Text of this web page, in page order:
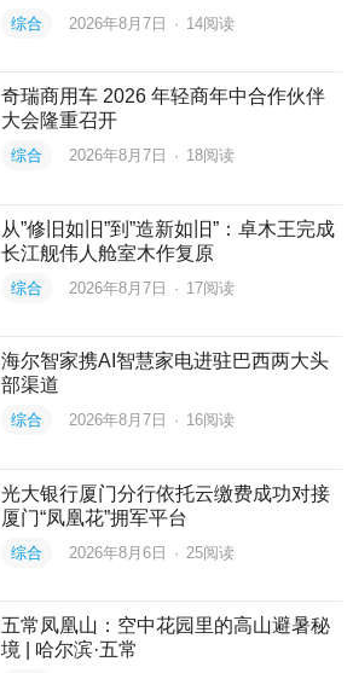
综合 2026年8月7日 · 14阅读
奇瑞商用车 2026 年轻商年中合作伙伴
大会隆重召开
综合 2026年8月7日 · 18阅读
从”修旧如旧”到”造新如旧”：卓木王完成
长江舰伟人舱室木作复原
综合 2026年8月7日 · 17阅读
海尔智家携AI智慧家电进驻巴西两大头
部渠道
综合 2026年8月7日 · 16阅读
光大银行厦门分行依托云缴费成功对接
厦门“凤凰花”拥军平台
综合 2026年8月6日 · 25阅读
五常凤凰山：空中花园里的高山避暑秘
境 | 哈尔滨·五常